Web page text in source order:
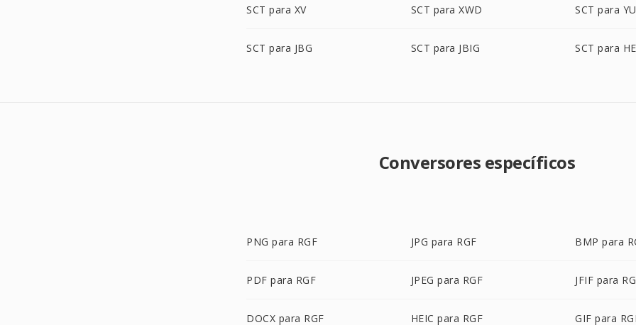
SCT para XV SCT para XWD SCT para
SCT para JBG SCT para JBIG SCT para
Conversores específicos
PNG para RGF JPG para RGF BMP para
PDF para RGF JPEG para RGF JFIF para
DOCX para RGF HEIC para RGF GIF para